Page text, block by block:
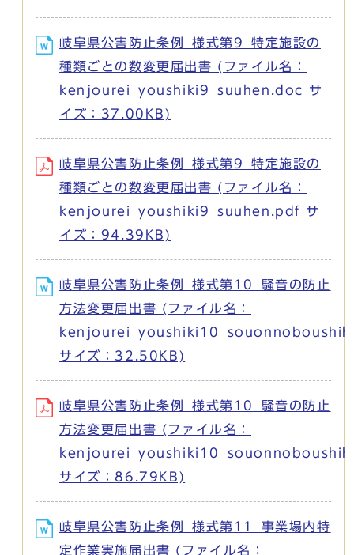
岐阜県公害防止条例_様式第9_特定施設の
種類ごとの数変更届出書 (ファイル名：
kenjourei_youshiki9_suuhen.doc サ
イズ：37.00KB)
岐阜県公害防止条例_様式第9_特定施設の
種類ごとの数変更届出書 (ファイル名：
kenjourei_youshiki9_suuhen.pdf サ
イズ：94.39KB)
岐阜県公害防止条例_様式第10_騒音の防止
方法変更届出書 (ファイル名：
サイズ：32.50KB)
岐阜県公害防止条例_様式第10_騒音の防止
方法変更届出書 (ファイル名：
サイズ：86.79KB)
岐阜県公害防止条例_様式第11_事業場内特
定作業実施届出書 (ファイル名：